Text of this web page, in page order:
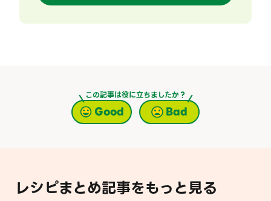
この記事は役に立ちましたか？
Good Bad
レシピまとめ記事をもっと見る